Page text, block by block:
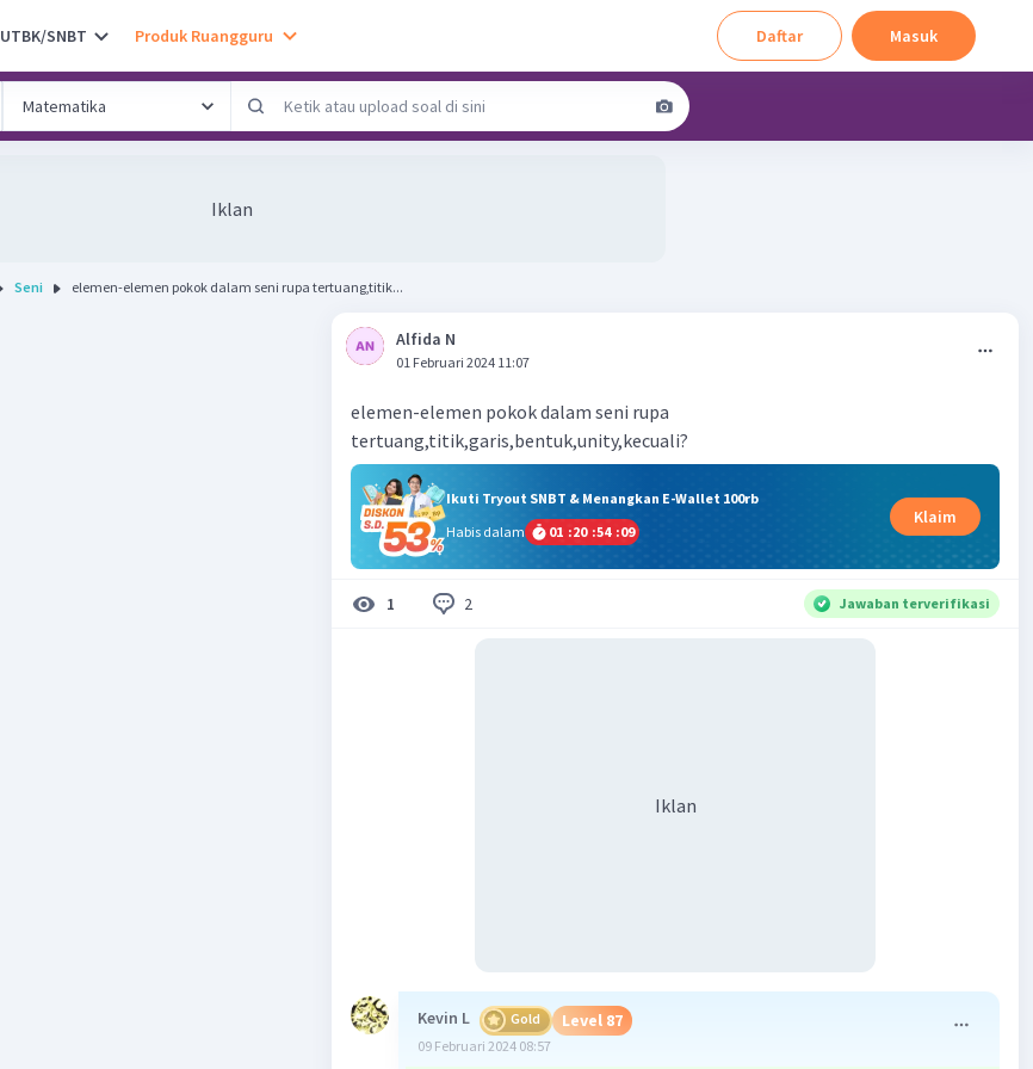
UTBK/SNBT Produk Ruangguru Daftar Masuk
Iklan
Seni elemen-elemen pokok dalam seni rupa tertuang,titik...
Alfida N
01 Februari 2024 11:07
elemen-elemen pokok dalam seni rupa
tertuang,titik,garis,bentuk,unity,kecuali?
Ikuti Tryout SNBT & Menangkan E-Wallet 100rb
Habis dalam
01 :20 :54 :09
Klaim
1 2 Jawaban terverifikasi
Iklan
Kevin L Gold Level 87
09 Februari 2024 08:57